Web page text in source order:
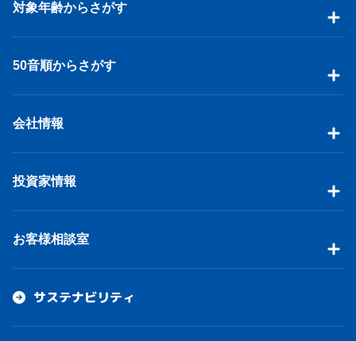
対象年齢からさがす
50音順からさがす
会社情報
投資家情報
お客様相談室
サステナビリティ